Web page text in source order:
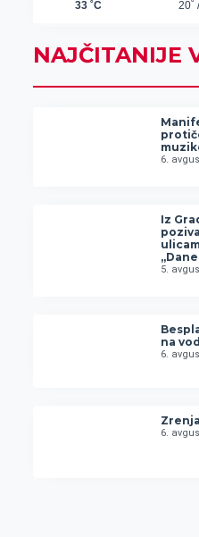
NAJČITANIJE
6.
Iz
5.
na
6.
6.